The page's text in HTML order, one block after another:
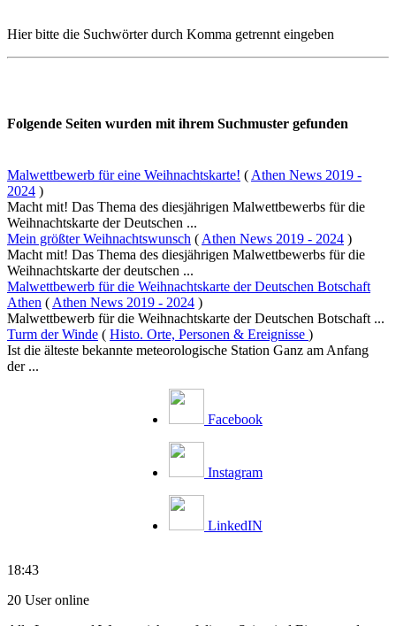
Hier bitte die Suchwörter durch Komma getrennt eingeben
Folgende Seiten wurden mit ihrem Suchmuster gefunden
Malwettbewerb für eine Weihnachtskarte! ( Athen News 2019 -
2024 )
Macht mit! Das Thema des diesjährigen Malwettbewerbs für die
Weihnachtskarte der Deutschen ...
Mein größter Weihnachtswunsch ( Athen News 2019 - 2024 )
Macht mit! Das Thema des diesjährigen Malwettbewerbs für die
Weihnachtskarte der deutschen ...
Malwettbewerb für die Weihnachtskarte der Deutschen Botschaft
Athen ( Athen News 2019 - 2024 )
Malwettbewerb für die Weihnachtskarte der Deutschen Botschaft ...
Turm der Winde ( Histo. Orte, Personen & Ereignisse )
Ist die älteste bekannte meteorologische Station Ganz am Anfang
der ...
Facebook
Instagram
LinkedIN
18:43
20 User online